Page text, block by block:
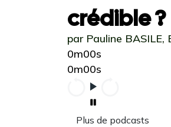
crédible ?
par Pauline
0m00s
0m00s
Plus de podcasts